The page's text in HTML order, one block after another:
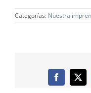
Categorías: Nuestra
Facebook
X